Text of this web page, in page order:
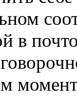
в